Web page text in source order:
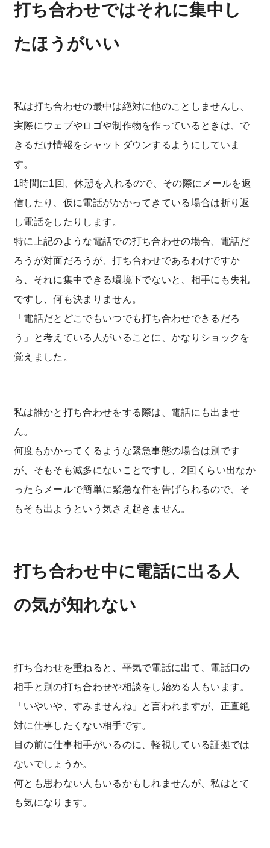
打ち合わせではそれに集中し
たほうがいい
私は打ち合わせの最中は絶対に他のことしませんし、
実際にウェブやロゴや制作物を作っているときは、で
きるだけ情報をシャットダウンするようにしていま
す。
1時間に1回、休憩を入れるので、その際にメールを返
信したり、仮に電話がかかってきている場合は折り返
し電話をしたりします。
特に上記のような電話での打ち合わせの場合、電話だ
ろうが対面だろうが、打ち合わせであるわけですか
ら、それに集中できる環境下でないと、相手にも失礼
ですし、何も決まりません。
「電話だとどこでもいつでも打ち合わせできるだろ
う」と考えている人がいることに、かなりショックを
覚えました。
私は誰かと打ち合わせをする際は、電話にも出ませ
ん。
何度もかかってくるような緊急事態の場合は別です
が、そもそも滅多にないことですし、2回くらい出なか
ったらメールで簡単に緊急な件を告げられるので、そ
もそも出ようという気さえ起きません。
打ち合わせ中に電話に出る人
の気が知れない
打ち合わせを重ねると、平気で電話に出て、電話口の
相手と別の打ち合わせや相談をし始める人もいます。
「いやいや、すみませんね」と言われますが、正直絶
対に仕事したくない相手です。
目の前に仕事相手がいるのに、軽視している証拠では
ないでしょうか。
何とも思わない人もいるかもしれませんが、私はとて
も気になります。